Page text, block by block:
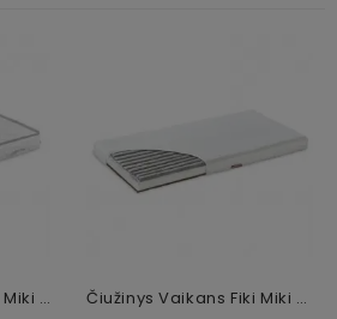
Čiužinys Vaikams Fiki Miki Royal Dreams Odeo, 120 X 60 Cm (11 Cm) Čiužinys Vaikans Fiki Miki Natura Baby Komfort Line, 120 X 60 Cm (8 Cm)